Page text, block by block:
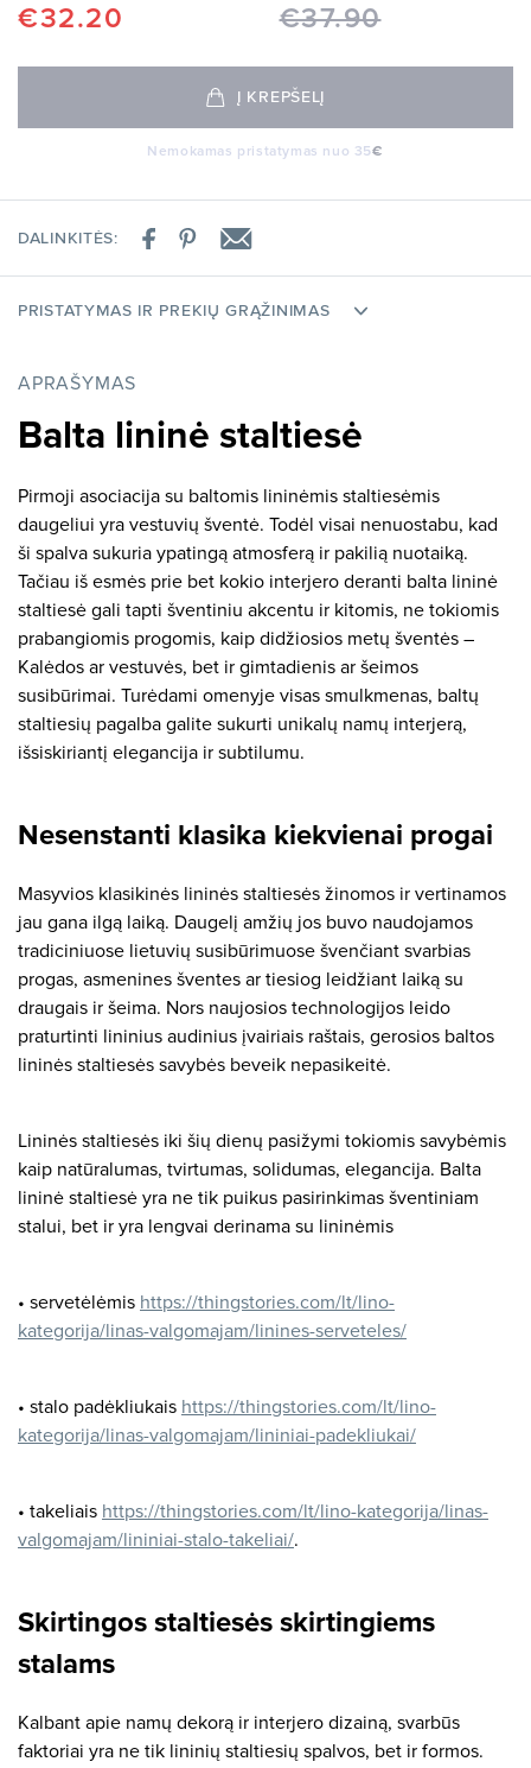
€32.20 €37.90
Į KREPŠELĮ
Nemokamas pristatymas nuo 35€
DALINKITĖS:
PRISTATYMAS IR PREKIŲ GRĄŽINIMAS
APRAŠYMAS
Balta lininė staltiesė
Pirmoji asociacija su baltomis lininėmis staltiesėmis
daugeliui yra vestuvių šventė. Todėl visai nenuostabu, kad
ši spalva sukuria ypatingą atmosferą ir pakilią nuotaiką.
Tačiau iš esmės prie bet kokio interjero deranti balta lininė
staltiesė gali tapti šventiniu akcentu ir kitomis, ne tokiomis
prabangiomis progomis, kaip didžiosios metų šventės –
Kalėdos ar vestuvės, bet ir gimtadienis ar šeimos
susibūrimai. Turėdami omenyje visas smulkmenas, baltų
staltiesių pagalba galite sukurti unikalų namų interjerą,
išsiskiriantį elegancija ir subtilumu.
Nesenstanti klasika kiekvienai progai
Masyvios klasikinės lininės staltiesės žinomos ir vertinamos
jau gana ilgą laiką. Daugelį amžių jos buvo naudojamos
tradiciniuose lietuvių susibūrimuose švenčiant svarbias
progas, asmenines šventes ar tiesiog leidžiant laiką su
draugais ir šeima. Nors naujosios technologijos leido
praturtinti lininius audinius įvairiais raštais, gerosios baltos
lininės staltiesės savybės beveik nepasikeitė.
Lininės staltiesės iki šių dienų pasižymi tokiomis savybėmis
kaip natūralumas, tvirtumas, solidumas, elegancija. Balta
lininė staltiesė yra ne tik puikus pasirinkimas šventiniam
stalui, bet ir yra lengvai derinama su lininėmis
• servetėlėmis https://thingstories.com/lt/lino-
kategorija/linas-valgomajam/linines-serveteles/
• stalo padėkliukais https://thingstories.com/lt/lino-
kategorija/linas-valgomajam/lininiai-padekliukai/
• takeliais https://thingstories.com/lt/lino-kategorija/linas-
valgomajam/lininiai-stalo-takeliai/.
Skirtingos staltiesės skirtingiems
stalams
Kalbant apie namų dekorą ir interjero dizainą, svarbūs
faktoriai yra ne tik lininių staltiesių spalvos, bet ir formos.